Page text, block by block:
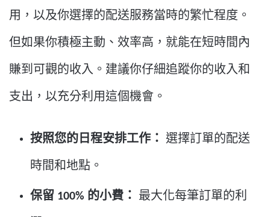
用，以及你選擇的配送服務當時的繁忙程度。
但如果你積極主動、效率高，就能在短時間內
賺到可觀的收入。建議你仔細追蹤你的收入和
支出，以充分利用這個機會。
按照您的日程安排工作： 選擇訂單的配送
時間和地點。
保留 100% 的小費： 最大化每筆訂單的利